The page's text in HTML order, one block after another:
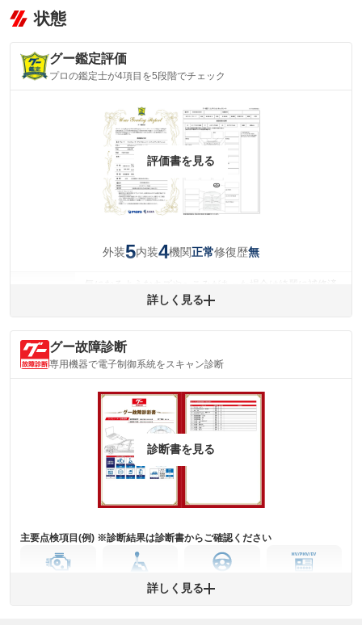
状態
グー鑑定評価
プロの鑑定士が4項目を5段階でチェック
評価書を見る
外装5内装4機関正常修復歴無
みですが、 小さなキズやヘコミが残っている場合もありま
内装
(内装状態)
気になる汚れ等が、部分的にあります。
主要機関に不具合はありません。
詳細は鑑定書をご確認ください。
※グー鑑定は保証サービスではございません。購入時は必ず現車をご確認
および表示項目が異なる場合がございます。
す。車両情報等の詳細は各販売店へお問い合わせ下さい。
詳しく見る
グー故障診断
専用機器で電子制御系統をスキャン診断
診断書を見る
主要点検項目(例) ※診断結果は診断書からご確認ください
ミッション
ステアリング
詳しく見る